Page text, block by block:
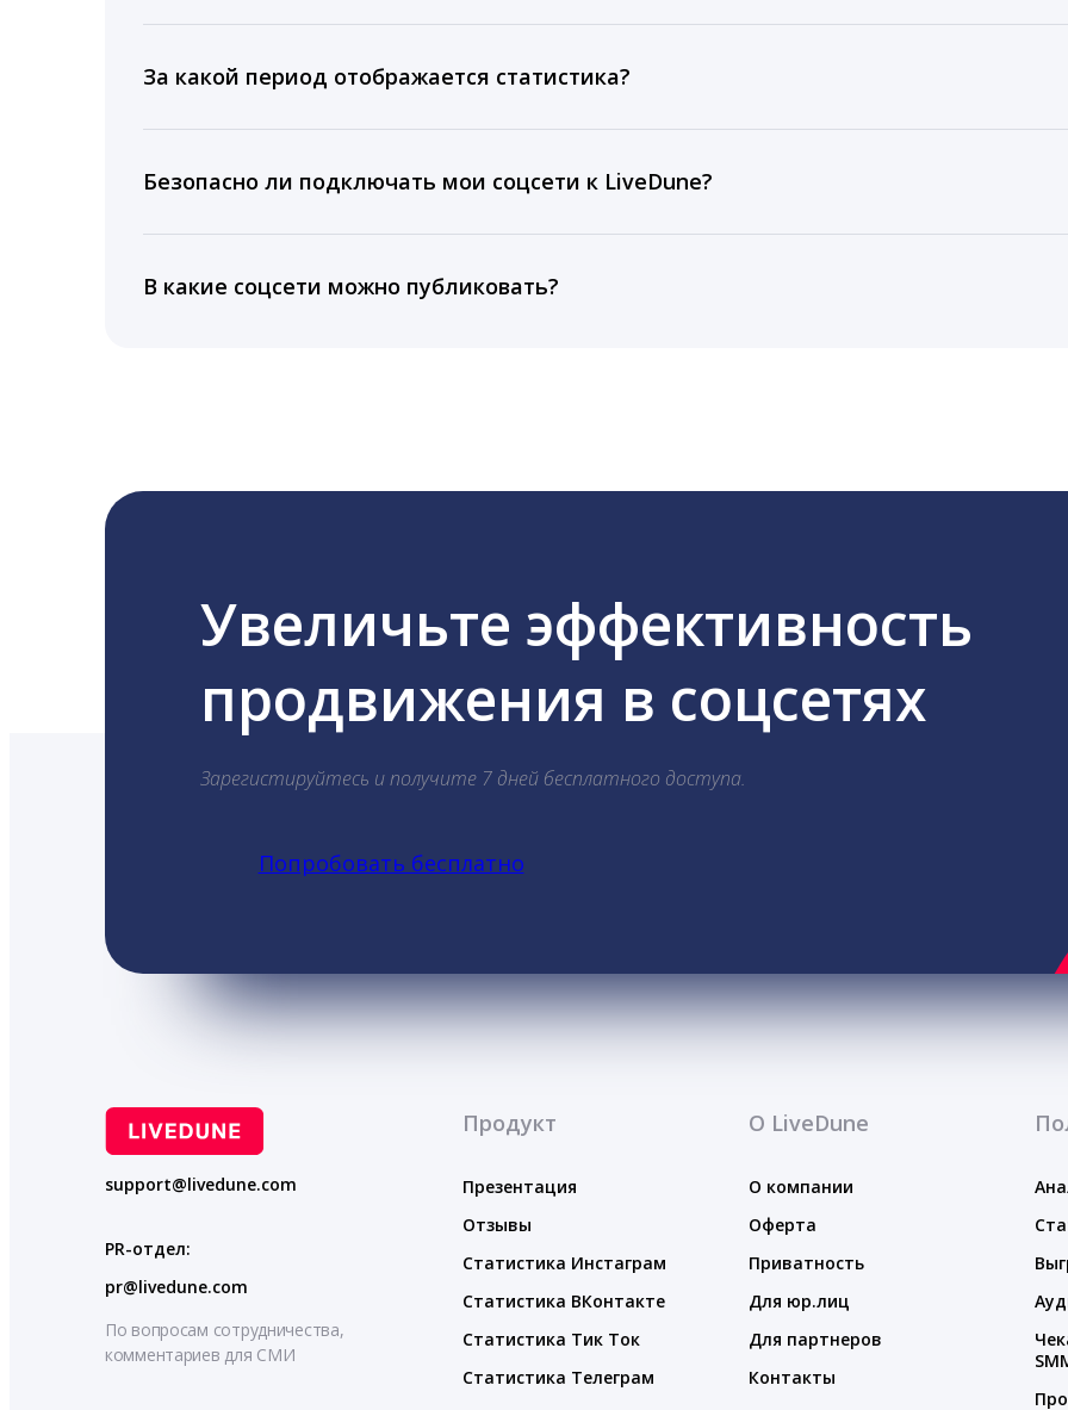
время для публикации, показываем лучшие посты и присылаем автоматические отчеты с
За какой период отображается статистика?
подключении тарифа Блогер. При оплате тарифа Бизнес отображаются сведения за 3 года, а
5 лет.
Безопасно ли подключать мои соцсети к LiveDune?
информацию третьим лицам.
В какие соцсети можно публиковать?
Увеличьте эффективность
продвижения в соцсетях
Зарегистируйтесь и получите 7 дней бесплатного доступа.
Попробовать бесплатно
support@livedune.com
PR-отдел:
pr@livedune.com
По вопросам сотрудничества,
комментариев для СМИ
Продукт
Презентация
Отзывы
Статистика Инстаграм
Статистика ВКонтакте
Статистика Тик Ток
Статистика Телеграм
О LiveDune
О компании
Оферта
Приватность
Для юр.лиц
Для партнеров
Контакты